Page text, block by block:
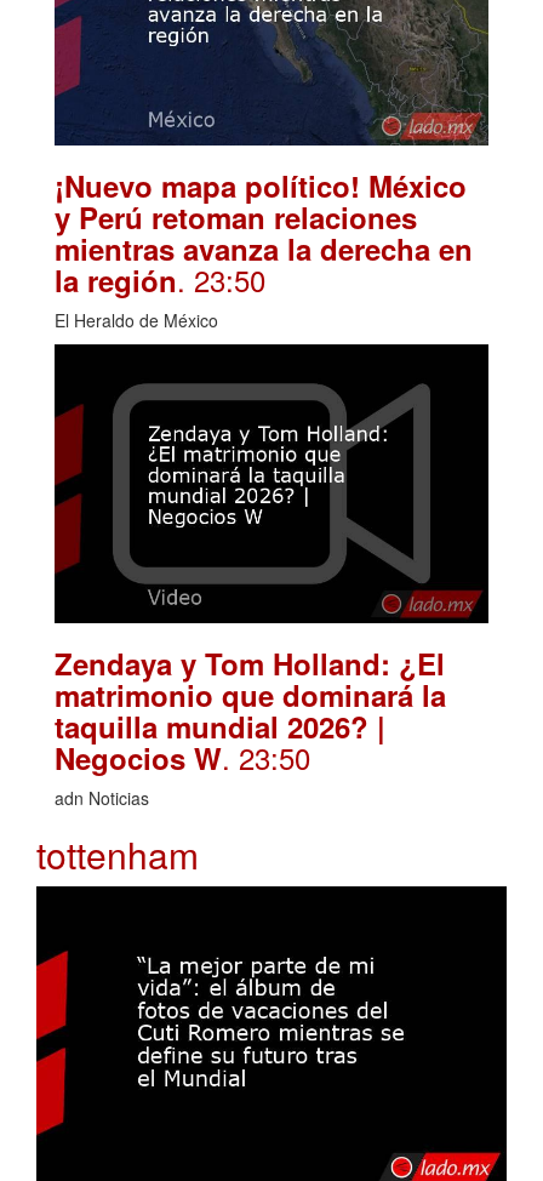
¡Nuevo mapa político! México
y Perú retoman relaciones
mientras avanza la derecha en
la región. 23:50
El Heraldo de México
Zendaya y Tom Holland: ¿El
matrimonio que dominará la
taquilla mundial 2026? |
Negocios W. 23:50
adn Noticias
tottenham